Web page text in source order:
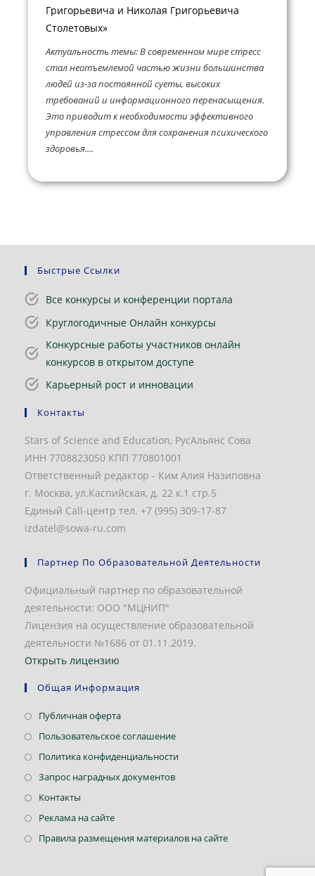
Григорьевича и Николая Григорьевича
Столетовых»
Актуальность темы: В современном мире стресс
стал неотъемлемой частью жизни большинства
людей из-за постоянной суеты, высоких
требований и информационного перенасыщения.
Это приводит к необходимости эффективного
управления стрессом для сохранения психического
здоровья....
Быстрые Ссылки
Все конкурсы и конференции портала
Круглогодичные Онлайн конкурсы
Конкурсные работы участников онлайн
конкурсов в открытом доступе
Карьерный рост и инновации
Контакты
Stars of Science and Education, РусАльянс Сова
ИНН 7708823050 КПП 770801001
Ответственный редактор - Ким Алия Назиповна
г. Москва, ул.Каспийская, д. 22 к.1 стр.5
Единый Call-центр тел. +7 (995) 309-17-87
izdatel@sowa-ru.com
Партнер По Образовательной Деятельности
Официальный партнер по образовательной
деятельности: ООО "МЦНИП"
Лицензия на осуществление образовательной
деятельности №1686 от 01.11.2019.
Открыть лицензию
Общая Информация
Публичная офертаОткроется
в
Пользовательское соглашениеОткроется
в
Политика конфиденциальностиОткроется
Запрос наградных документовОткроется
Контакты
в
Реклама на сайтеОткроется
в
Правила размещения материалов на сайтеОткроется